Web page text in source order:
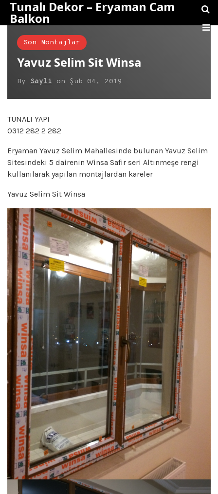
Tunalı Dekor – Eryaman Cam
Balkon
Son Montajlar
Yavuz Selim Sit Winsa
By Sayli on Şub 04, 2019
TUNALI YAPI
0312 282 2 282
Eryaman Yavuz Selim Mahallesinde bulunan Yavuz Selim
Sitesindeki 5 dairenin Winsa Safir seri Altınmeşe rengi
kullanılarak yapılan montajlardan kareler
Yavuz Selim Sit Winsa